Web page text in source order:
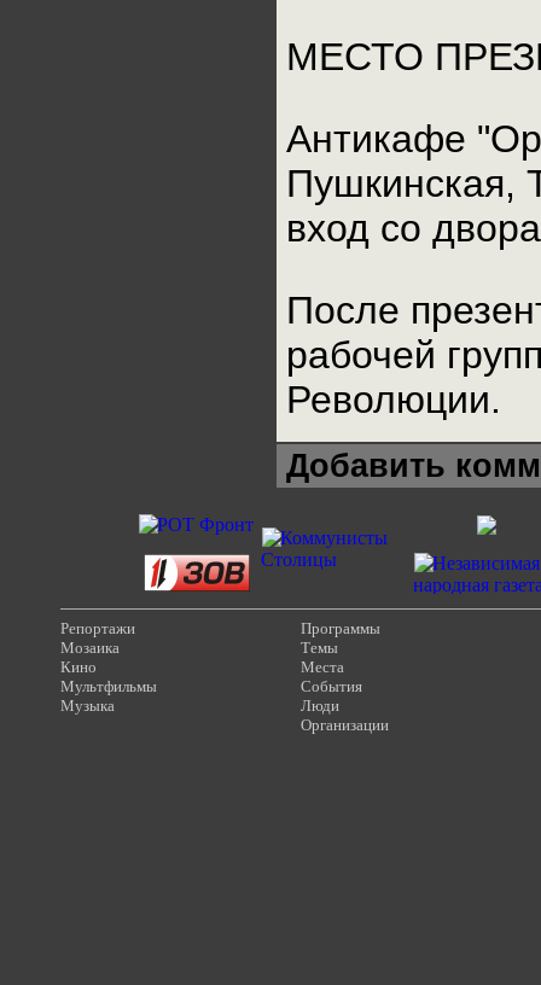
МЕСТО
Антикафе
Пушкинская,
вход со
После
рабочей
Революции.
Добавить
Репортажи
Мозаика
Кино
Мультфильмы
Музыка
Программы
Темы
Места
События
Люди
Организации